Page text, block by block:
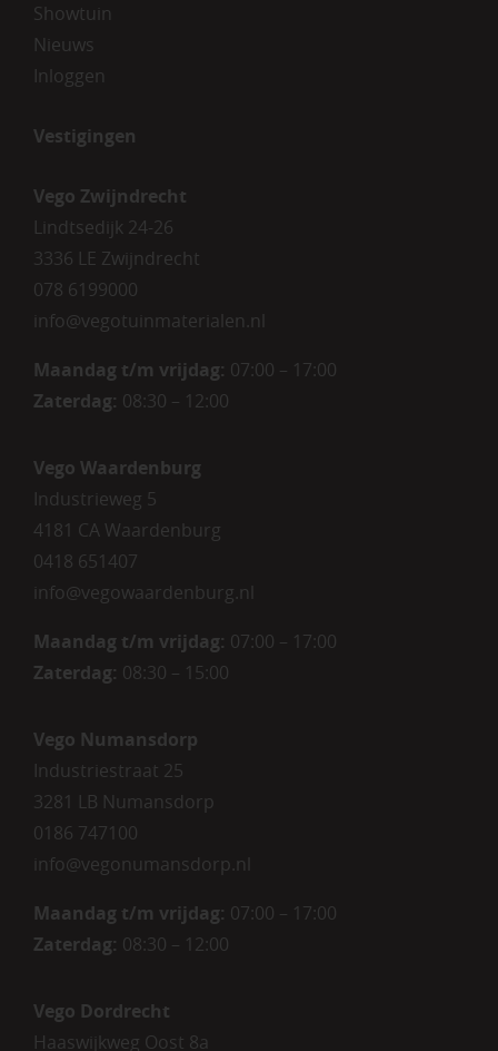
Showtuin
Nieuws
Inloggen
Vestigingen
Vego Zwijndrecht
Lindtsedijk 24-26
3336 LE Zwijndrecht
078 6199000
info@vegotuinmaterialen.nl
Maandag t/m vrijdag: 07:00 – 17:00
Zaterdag: 08:30 – 12:00
Vego Waardenburg
Industrieweg 5
4181 CA Waardenburg
0418 651407
info@vegowaardenburg.nl
Maandag t/m vrijdag: 07:00 – 17:00
Zaterdag: 08:30 – 15:00
Vego Numansdorp
Industriestraat 25
3281 LB Numansdorp
0186 747100
info@vegonumansdorp.nl
Maandag t/m vrijdag: 07:00 – 17:00
Zaterdag: 08:30 – 12:00
Vego Dordrecht
Haaswijkweg Oost 8a